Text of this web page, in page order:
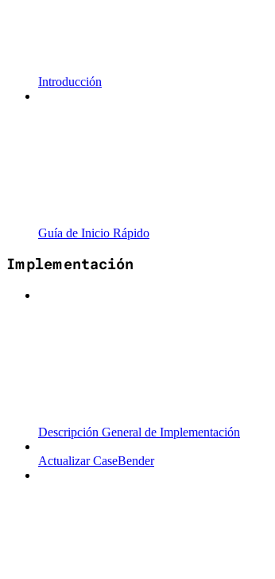
Introducción
Guía de Inicio Rápido
Implementación
Descripción General de Implementación
Actualizar CaseBender